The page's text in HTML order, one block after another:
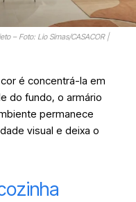
– Foto: Lio Simas/CASACOR |
é concentrá-la em
do fundo, o armário
permanece
visual e deixa o